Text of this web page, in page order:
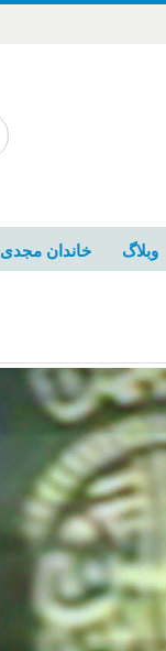
وبلاگ خاندان مجدی